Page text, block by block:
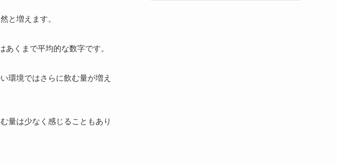
と増えます。
あくまで平均的な数字です。
環境ではさらに飲む量が増え
量は少なく感じることもあり